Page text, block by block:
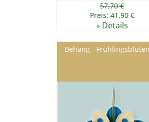
57,70 €
Preis: 41,90 €
» Details
Behang -